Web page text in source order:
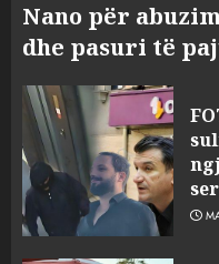
Nano për
dhe pasuri të